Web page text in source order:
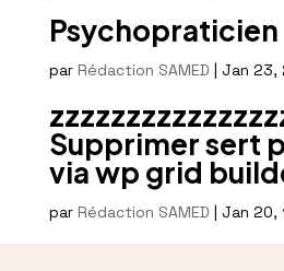
Psychopraticien
par Rédaction SAMED | Jan 23,
Supprimer sert
via wp grid
par Rédaction SAMED | Jan 20,